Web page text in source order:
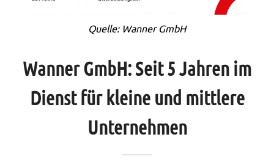
Quelle: Wanner GmbH
Wanner GmbH: Seit 5 Jahren im
Dienst für kleine und mittlere
Unternehmen